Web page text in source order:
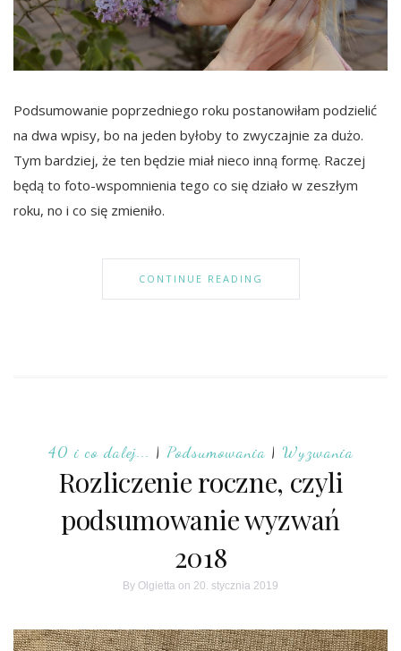
Podsumowanie poprzedniego roku postanowiłam podzielić
na dwa wpisy, bo na jeden byłoby to zwyczajnie za dużo.
Tym bardziej, że ten będzie miał nieco inną formę. Raczej
będą to foto-wspomnienia tego co się działo w zeszłym
roku, no i co się zmieniło.
CONTINUE READING
40 i co dalej... | Podsumowania| Wyzwania
Rozliczenie roczne, czyli
podsumowanie wyzwań
2018
By Olgietta on 20. stycznia 2019